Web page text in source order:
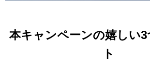
本キャンペーンの嬉しい
ト